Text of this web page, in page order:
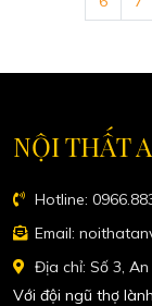
NỘI THẤT
Hotline:
Email:
Địa chỉ: Số 3,
Với đội ngũ thợ